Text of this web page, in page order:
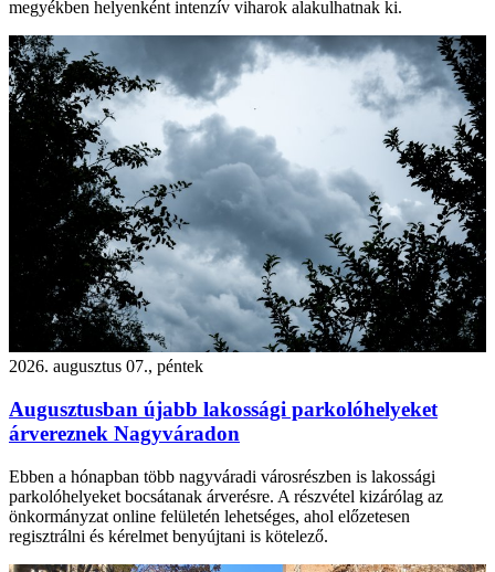
megyékben helyenként intenzív viharok alakulhatnak ki.
2026. augusztus 07., péntek
Augusztusban újabb lakossági parkolóhelyeket
árvereznek Nagyváradon
Ebben a hónapban több nagyváradi városrészben is lakossági
parkolóhelyeket bocsátanak árverésre. A részvétel kizárólag az
önkormányzat online felületén lehetséges, ahol előzetesen
regisztrálni és kérelmet benyújtani is kötelező.